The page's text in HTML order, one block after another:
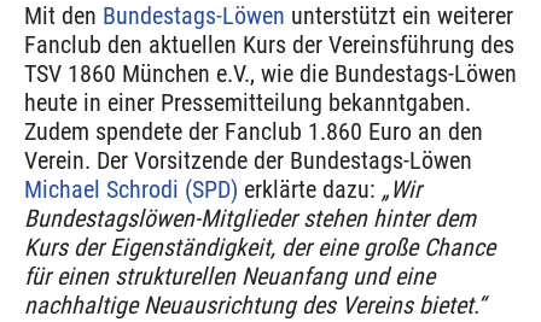
Mit den Bundestags-Löwen unterstützt ein weiterer
Fanclub den aktuellen Kurs der Vereinsführung des
TSV 1860 München e.V., wie die Bundestags-Löwen
heute in einer Pressemitteilung bekanntgaben.
Zudem spendete der Fanclub 1.860 Euro an den
Verein. Der Vorsitzende der Bundestags-Löwen
Michael Schrodi (SPD) erklärte dazu: „Wir
Bundestagslöwen-Mitglieder stehen hinter dem
Kurs der Eigenständigkeit, der eine große Chance
für einen strukturellen Neuanfang und eine
nachhaltige Neuausrichtung des Vereins bietet.“